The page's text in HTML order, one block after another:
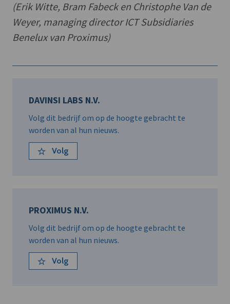
(Erik Witte, Bram Fabeck en Christophe Van de
Weyer, managing director ICT Subsidiaries
Benelux van Proximus)
DAVINSI LABS N.V.
Volg dit bedrijf om op de hoogte gebracht te
worden van al hun nieuws.
Volg
PROXIMUS N.V.
Volg dit bedrijf om op de hoogte gebracht te
worden van al hun nieuws.
Volg